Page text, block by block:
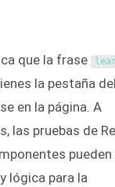
que la frase
la pestaña
en la página. A
las pruebas de
lógica para la